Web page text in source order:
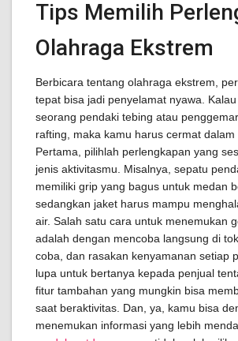
Tips Memilih
Olahraga Ekstrem
Berbicara tentang olahraga ekstrem,
tepat bisa jadi penyelamat nyawa.
seorang pendaki tebing atau
rafting, maka kamu harus cermat dalam
Pertama, pilihlah perlengkapan yang
jenis aktivitasmu. Misalnya, sepatu
memiliki grip yang bagus untuk medan
sedangkan jaket harus mampu
air. Salah satu cara untuk menemukan
adalah dengan mencoba langsung di
coba, dan rasakan kenyamanan setiap
lupa untuk bertanya kepada penjual
fitur tambahan yang mungkin bisa
saat beraktivitas. Dan, ya, kamu bisa
menemukan informasi yang lebih